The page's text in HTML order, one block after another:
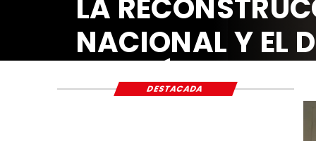
LA
NACIONAL Y EL
ECONÓMICO Y
DESTACADA